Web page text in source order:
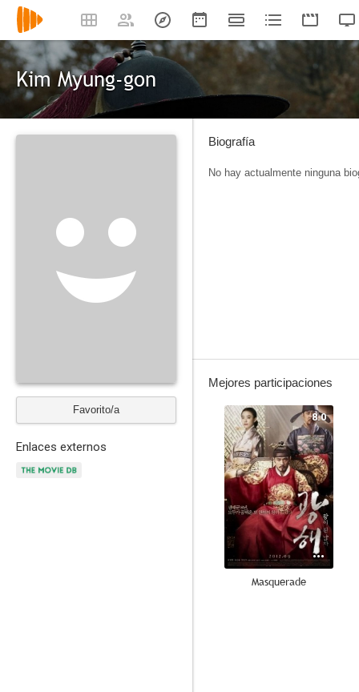
Kim Myung-gon
Favorito/a
Enlaces externos
Biografía
No hay actualmente ninguna
Mejores participaciones
8.0
Masquerade